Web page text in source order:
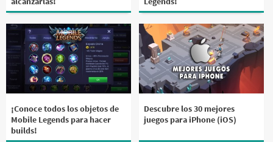
¡Conoce todos los objetos de
Mobile Legends para hacer
builds!
Descubre los 30 mejores
juegos para iPhone (iOS)